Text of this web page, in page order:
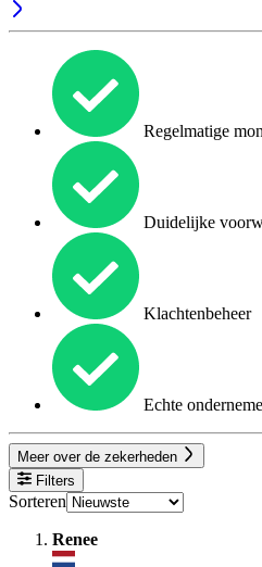
Regelmatige
Duidelijke
Klachtenbeheer
Echte
Meer over de zekerheden
Filters
Sorteren
Renee